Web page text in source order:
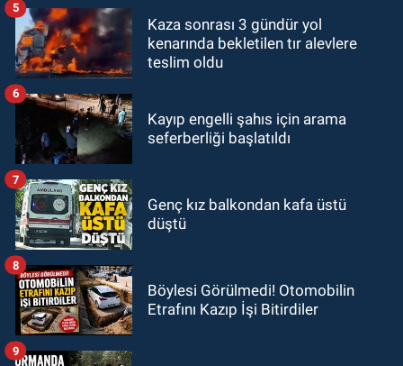
Kaza sonrası 3 gündür yol
kenarında bekletilen tır alevlere
teslim oldu
5
Kayıp engelli şahıs için arama
seferberliği başlatıldı
6
Genç kız balkondan kafa üstü
düştü
7
Böylesi Görülmedi! Otomobilin
Etrafını Kazıp İşi Bitirdiler
8
9